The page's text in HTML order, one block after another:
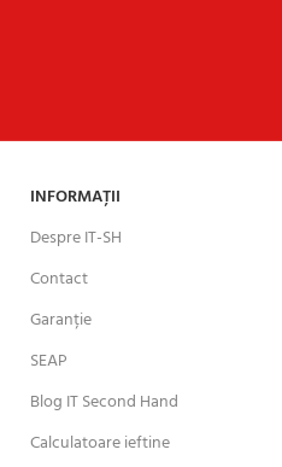
INFORMAȚII
Despre IT-SH
Contact
Garanție
SEAP
Blog IT Second Hand
Calculatoare ieftine